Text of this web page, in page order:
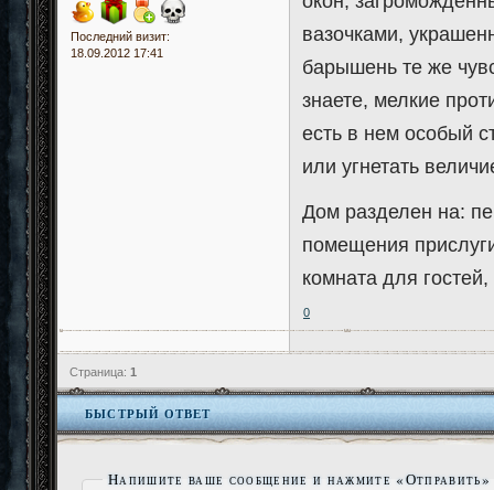
Последний визит:
18.09.2012 17:41
вазочками,
барышень те же
знаете, мелкие
есть в нем особый
или угнетать
Дом разделен на:
помещения
комната для
0
Страница: 1
БЫСТРЫЙ ОТВЕТ
Напишите ваше сообщение и нажмите «Отправить»